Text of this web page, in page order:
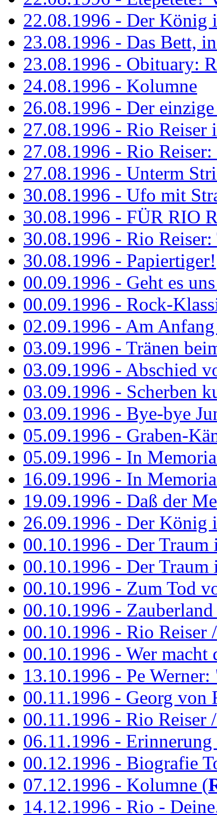
22.08.1996 - Der König
23.08.1996 - Das Bett,
23.08.1996 - Obituary:
24.08.1996 - Kolumne
26.08.1996 - Der
27.08.1996 - Rio Reiser
27.08.1996 - Rio
27.08.1996 - Unterm
30.08.1996 - Ufo mit
30.08.1996 - FÜR RIO
30.08.1996 - Rio
30.08.1996 - Papiertiger!
00.09.1996 - Geht es
00.09.1996 - Rock-
02.09.1996 - Am
03.09.1996 - Tränen
03.09.1996 - Abschied
03.09.1996 - Scherben
03.09.1996 - Bye-bye
05.09.1996 - Graben-
05.09.1996 - In
16.09.1996 - In
19.09.1996 - Daß der
26.09.1996 - Der König
00.10.1996 - Der Traum
00.10.1996 - Der Traum
00.10.1996 - Zum Tod
00.10.1996 -
00.10.1996 - Rio Reiser
00.10.1996 - Wer macht
13.10.1996 - Pe
00.11.1996 - Georg von
00.11.1996 - Rio Reiser
06.11.1996 -
00.12.1996 - Biografie
07.12.1996 - Kolumne (
14.12.1996 - Rio -